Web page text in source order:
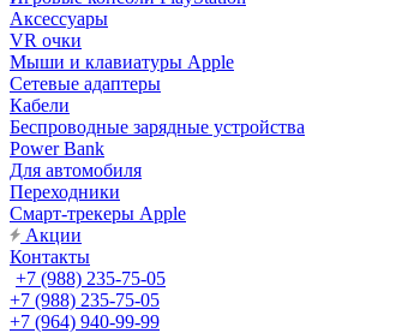
Аксессуары
VR очки
Мыши и клавиатуры Apple
Сетевые адаптеры
Кабели
Беспроводные зарядные устройства
Power Bank
Для автомобиля
Переходники
Смарт-трекеры Apple
Акции
Контакты
+7 (988) 235-75-05
+7 (988) 235-75-05
+7 (964) 940-99-99